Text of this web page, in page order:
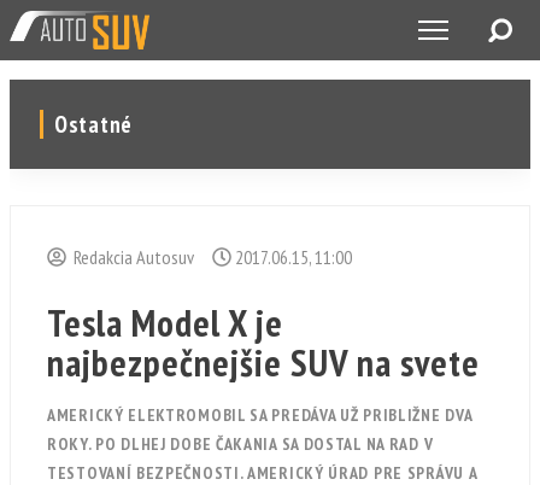
Ostatné
Redakcia Autosuv 2017.06.15, 11:00
Tesla Model X je
najbezpečnejšie SUV na svete
AMERICKÝ ELEKTROMOBIL SA PREDÁVA UŽ PRIBLIŽNE DVA
ROKY. PO DLHEJ DOBE ČAKANIA SA DOSTAL NA RAD V
TESTOVANÍ BEZPEČNOSTI. AMERICKÝ ÚRAD PRE SPRÁVU A